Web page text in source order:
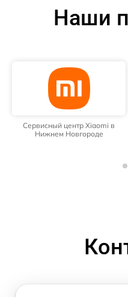
Наши
Сервисный центр Xiaomi в
Нижнем Новгороде